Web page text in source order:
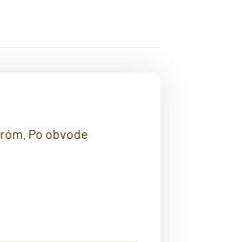
Po obvode